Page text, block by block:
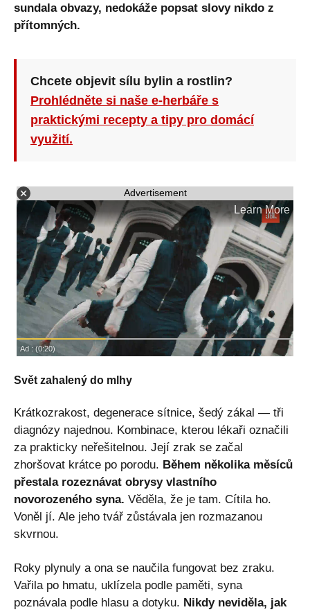
sundala obvazy, nedokáže popsat slovy nikdo z
přítomných.
Chcete objevit sílu bylin a rostlin?
Prohlédněte si naše e-herbáře s
praktickými recepty a tipy pro domácí
využití.
Advertisement
Svět zahalený do mlhy
Krátkozrakost, degenerace sítnice, šedý zákal — tři
diagnózy najednou. Kombinace, kterou lékaři označili
za prakticky neřešitelnou. Její zrak se začal
zhoršovat krátce po porodu. Během několika měsíců
přestala rozeznávat obrysy vlastního
novorozeného syna. Věděla, že je tam. Cítila ho.
Voněl jí. Ale jeho tvář zůstávala jen rozmazanou
skvrnou.
Roky plynuly a ona se naučila fungovat bez zraku.
Vařila po hmatu, uklízela podle paměti, syna
poznávala podle hlasu a dotyku. Nikdy neviděla, jak